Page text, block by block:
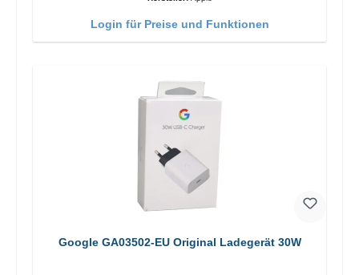
Login für Preise und Funktionen
Google GA03502-EU Original Ladegerät 30W